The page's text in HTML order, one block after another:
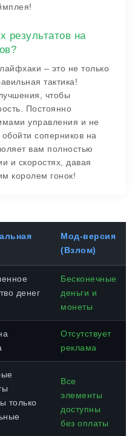
результатов на
– это не только
тактика!
чтобы
Постоянно
управления и не
соперников на
вам полностью
и скоростях, давая
королем гонок!
Мод-версия
(Взлом)
денег
Бесконечные
деньги и
монеты
Отсутствует
реклама
только
Все
элементы
доступны
без оплаты